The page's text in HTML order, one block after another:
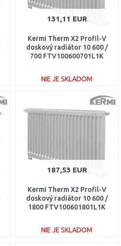
131,11 EUR
Kermi Therm X2 Profil-V
doskový radiátor 10 600 /
700 FTV100600701L1K
NIE JE SKLADOM
DO KOŠÍKA
Porovnať
187,53 EUR
Kermi Therm X2 Profil-V
doskový radiátor 10 600 /
1800 FTV100601801L1K
NIE JE SKLADOM